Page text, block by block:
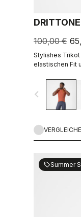
100,00 €
Stylishes
elastischen Fit
navigate_before
sellSummer